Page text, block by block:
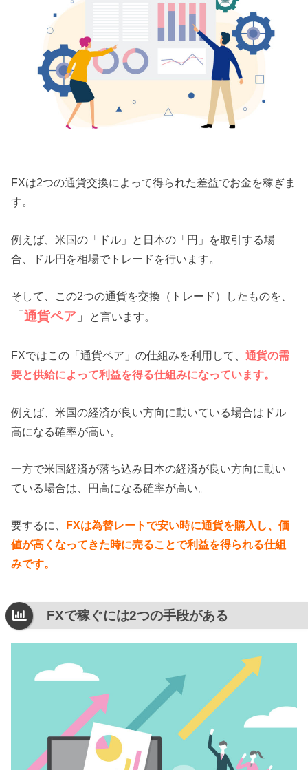
FXは2つの通貨交換によって得られた差益でお金を稼ぎま
す。
例えば、米国の「ドル」と日本の「円」を取引する場
合、ドル円を相場でトレードを行います。
そして、この2つの通貨を交換（トレード）したものを、
「通貨ペア 」 と言います。
FXではこの「通貨ペア」の仕組みを利用して、通貨の需
要と供給によって利益を得る仕組みになっています。
例えば、米国の経済が良い方向に動いている場合はドル
高になる確率が高い。
一方で米国経済が落ち込み日本の経済が良い方向に動い
ている場合は、円高になる確率が高い。
要するに、
FXは為替レートで安い時に通貨を購入し、価
値が高くなってきた時に売ることで利益を得られる仕組
みです。
FXで稼ぐには2つの手段がある